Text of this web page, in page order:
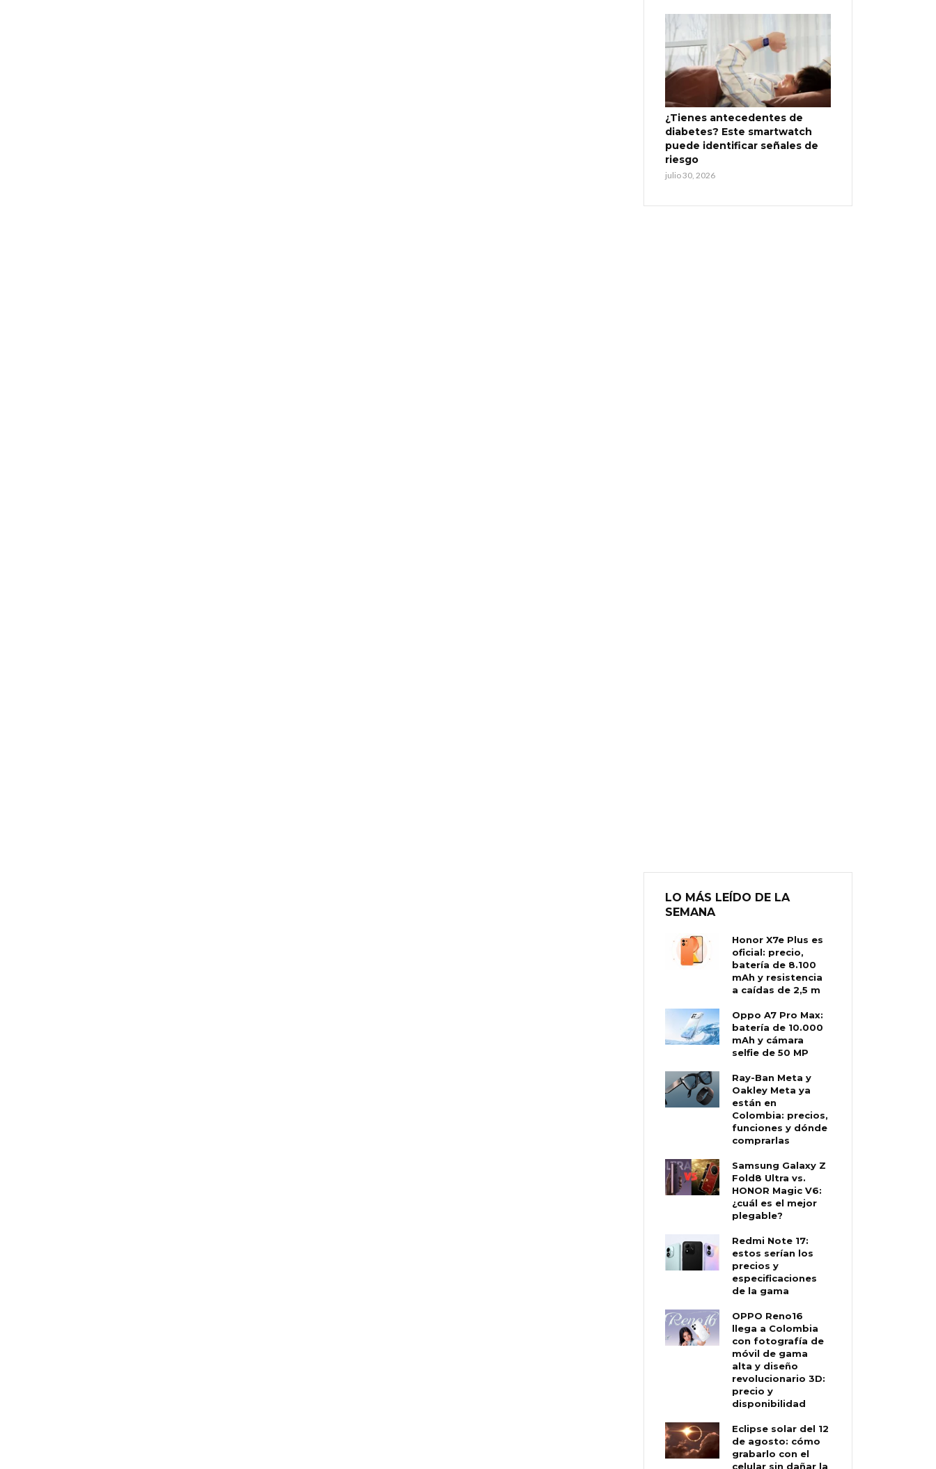
¿Tienes antecedentes de
diabetes? Este smartwatch
puede identificar señales de
riesgo
julio 30, 2026
LO MÁS LEÍDO DE LA
SEMANA
Honor X7e Plus es
oficial: precio,
batería de 8.100
mAh y resistencia
a caídas de 2,5 m
Oppo A7 Pro Max:
batería de 10.000
mAh y cámara
selfie de 50 MP
Ray-Ban Meta y
Oakley Meta ya
están en
Colombia: precios,
funciones y dónde
comprarlas
Samsung Galaxy Z
Fold8 Ultra vs.
HONOR Magic V6:
¿cuál es el mejor
plegable?
Redmi Note 17:
estos serían los
precios y
especificaciones
de la gama
OPPO Reno16
llega a Colombia
con fotografía de
móvil de gama
alta y diseño
revolucionario 3D:
precio y
disponibilidad
Eclipse solar del 12
de agosto: cómo
grabarlo con el
celular sin dañar la